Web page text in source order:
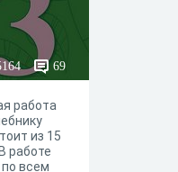
69
работа
из 15
работе
всем